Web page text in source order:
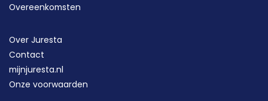
Overeenkomsten
Over Juresta
Contact
mijnjuresta.nl
Onze voorwaarden